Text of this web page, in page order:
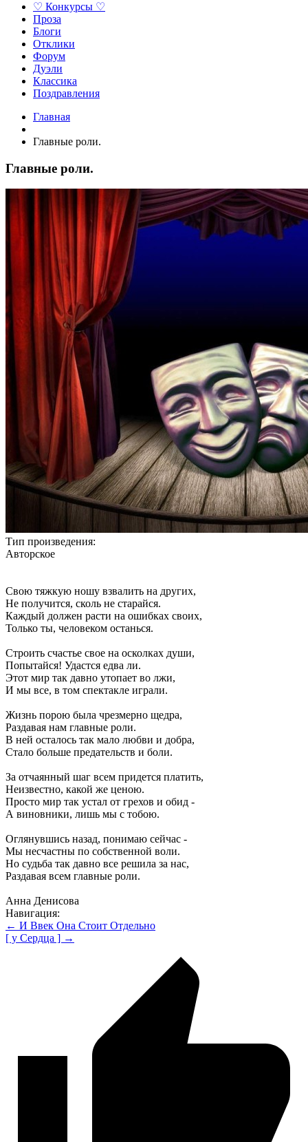
♡ Конкурсы ♡
Проза
Блоги
Отклики
Форум
Дуэли
Классика
Поздравления
Главная
Главные роли.
Главные роли.
Тип произведения:
Авторское
Свою тяжкую ношу взвалить на других,
Не получится, сколь не старайся.
Каждый должен расти на ошибках своих,
Только ты, человеком останься.
Строить счастье свое на осколках души,
Попытайся! Удастся едва ли.
Этот мир так давно утопает во лжи,
И мы все, в том спектакле играли.
Жизнь порою была чрезмерно щедра,
Раздавая нам главные роли.
В ней осталось так мало любви и добра,
Стало больше предательств и боли.
За отчаянный шаг всем придется платить,
Неизвестно, какой же ценою.
Просто мир так устал от грехов и обид -
А виновники, лишь мы с тобою.
Оглянувшись назад, понимаю сейчас -
Мы несчастны по собственной воли.
Но судьба так давно все решила за нас,
Раздавая всем главные роли.
Анна Денисова
Навигация:
← И Ввек Она Стоит Отдельно
[ у Сердца ] →